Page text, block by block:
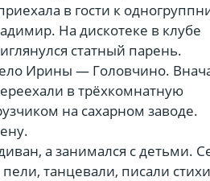
в гости к
На дискотеке в клубе
статный парень.
Ирины — Головчино.
в трёхкомнатную
на сахарном заводе.
а занимался с детьми.
танцевали, писали